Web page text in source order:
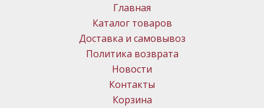
Главная
Каталог товаров
Доставка и самовывоз
Политика возврата
Новости
Контакты
Корзина